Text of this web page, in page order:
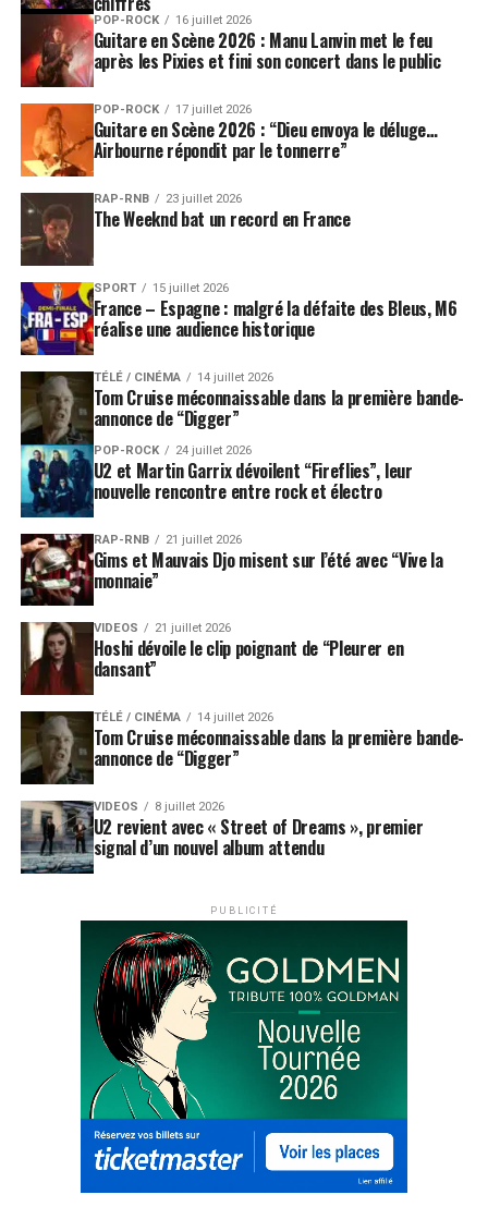
POP-ROCK 16 juillet 2026
Guitare en Scène 2026 : Manu Lanvin met le feu
après les Pixies et fini son concert dans le public
POP-ROCK 17 juillet 2026
Guitare en Scène 2026 : “Dieu envoya le déluge…
Airbourne répondit par le tonnerre”
RAP-RNB 23 juillet 2026
The Weeknd bat un record en France
SPORT 15 juillet 2026
France – Espagne : malgré la défaite des Bleus, M6
réalise une audience historique
TÉLÉ / CINÉMA 14 juillet 2026
Tom Cruise méconnaissable dans la première bande-
annonce de “Digger”
POP-ROCK 24 juillet 2026
U2 et Martin Garrix dévoilent “Fireflies”, leur
nouvelle rencontre entre rock et électro
RAP-RNB 21 juillet 2026
Gims et Mauvais Djo misent sur l’été avec “Vive la
monnaie”
VIDEOS 21 juillet 2026
Hoshi dévoile le clip poignant de “Pleurer en
dansant”
TÉLÉ / CINÉMA 14 juillet 2026
Tom Cruise méconnaissable dans la première bande-
annonce de “Digger”
VIDEOS 8 juillet 2026
U2 revient avec « Street of Dreams », premier
signal d’un nouvel album attendu
PUBLICITÉ